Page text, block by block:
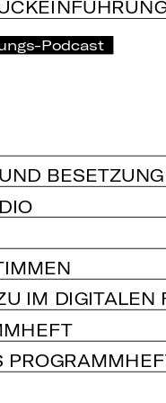
Podcast
BESETZUNG
IM DIGITALEN